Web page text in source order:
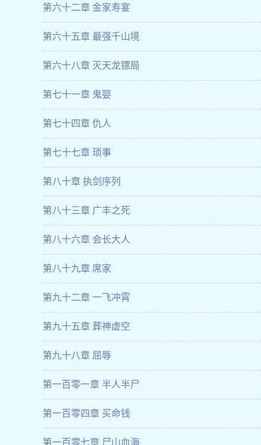
第六十二章 金家寿宴
第六十五章 最强千山境
第六十八章 灭天龙镖局
第七十一章 鬼婴
第七十四章 仇人
第七十七章 琐事
第八十章 执剑序列
第八十三章 广丰之死
第八十六章 会长大人
第八十九章 席家
第九十二章 一飞冲霄
第九十五章 葬神虚空
第九十八章 屈辱
第一百零一章 半人半尸
第一百零四章 买命钱
第一百零七章 尸山血海